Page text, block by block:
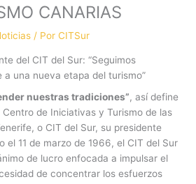
CANARIAS
/ PorCITSur
del CIT del Sur: “Seguimos
a una nueva etapa del turismo”
nuestras tradiciones”, así define
de Iniciativas y Turismo de las
o ​CIT del Sur​, su presidente
el 11 de marzo de 1966, el CIT del Sur
de lucro enfocada a impulsar el
de concentrar los esfuerzos